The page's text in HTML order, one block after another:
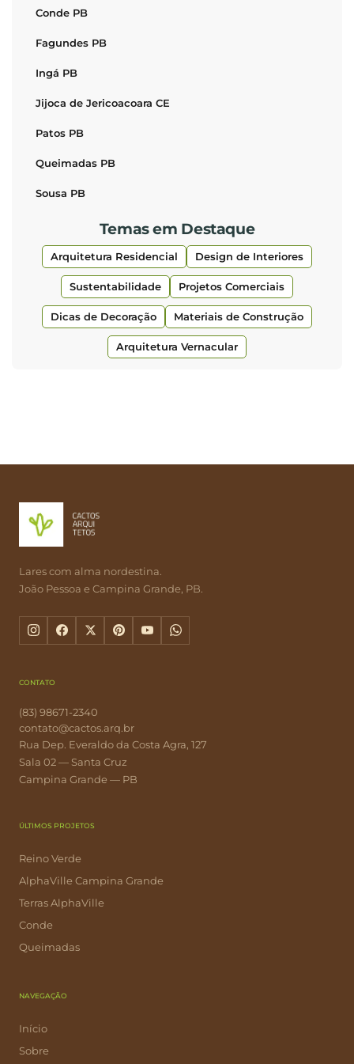
Conde PB
Fagundes PB
Ingá PB
Jijoca de Jericoacoara CE
Patos PB
Queimadas PB
Sousa PB
Temas em Destaque
Arquitetura Residencial Design de Interiores
Sustentabilidade Projetos Comerciais
Dicas de Decoração Materiais de Construção
Arquitetura Vernacular
Lares com alma nordestina.
João Pessoa e Campina Grande, PB.
CONTATO
(83) 98671-2340
contato@cactos.arq.br
Rua Dep. Everaldo da Costa Agra, 127
Sala 02 — Santa Cruz
Campina Grande — PB
ÚLTIMOS PROJETOS
Reino Verde
AlphaVille Campina Grande
Terras AlphaVille
Conde
Queimadas
NAVEGAÇÃO
Início
Sobre